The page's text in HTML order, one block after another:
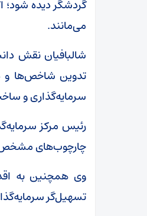
گردشگر دیده شود؛
می‌مانند.
شالبافیان نقش
تدوین شاخص‌ها و
سرمایه‌گذاری و
رئیس مرکز
چارچوب‌های مشخص،
وی همچنین به
تسهیل‌گر